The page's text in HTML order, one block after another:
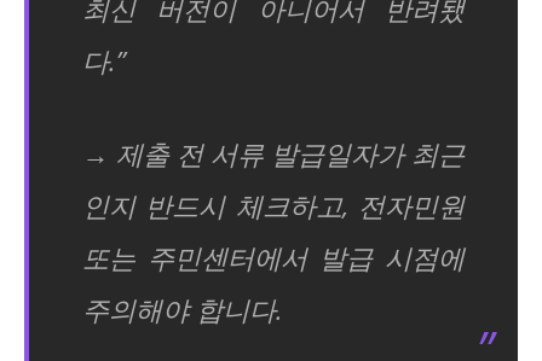
최신 버전이 아니어서 반려됐
다.”
→ 제출 전 서류 발급일자가 최근
인지 반드시 체크하고, 전자민원
또는 주민센터에서 발급 시점에
주의해야 합니다.